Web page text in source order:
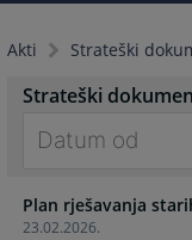
Akti Strateški
Strateški
forward
to
23.02.2026.
Plan rješavanja